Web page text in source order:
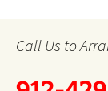
Call Us to